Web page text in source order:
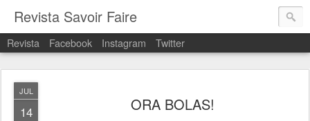
Revista Savoir Faire
Revista Facebook Instagram Twitter
JUL
14 ORA BOLAS!